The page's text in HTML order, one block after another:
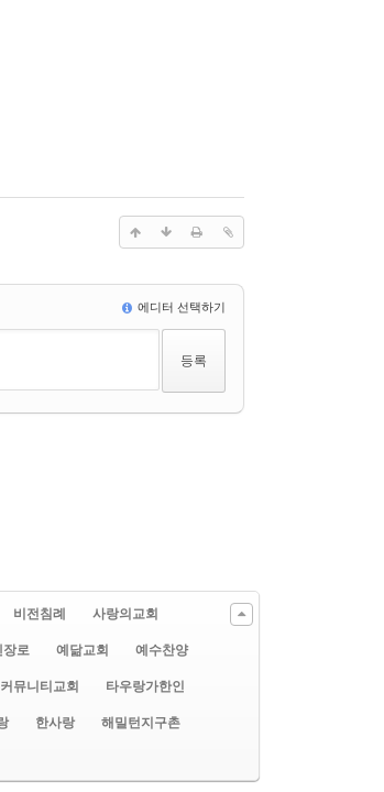
에디터 선택하기
비전침례
사랑의교회
로 예닮교회
예수찬양
커뮤니티교회
타우랑가한인
한사랑
해밀턴지구촌